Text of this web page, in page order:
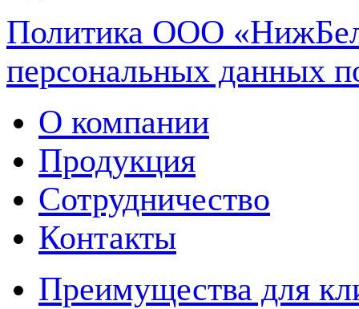
Политика ООО
персональных данных
О компании
Продукция
Сотрудничество
Контакты
Преимущества для